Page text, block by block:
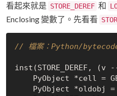
看起來就是 STORE_DEREF 和
Enclosing 變數了。先看看
// 檔案：Python/
inst(STORE_DEREF,